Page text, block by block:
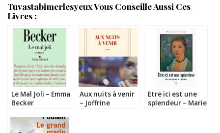
Tuvastabimerlesyeux Vous Conseille Aussi Ces
Livres :
Le Mal Joli – Emma
Becker
Aux nuits à venir
– Joffrine
Etre ici est une
splendeur – Marie